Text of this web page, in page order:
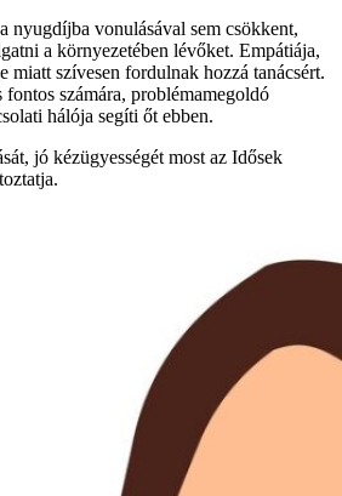
nyugdíjba vonulásával sem csökkent,
a környezetében lévőket. Empátiája,
miatt szívesen fordulnak hozzá tanácsért.
fontos számára, problémamegoldó
hálója segíti őt ebben.
jó kézügyességét most az Idősek